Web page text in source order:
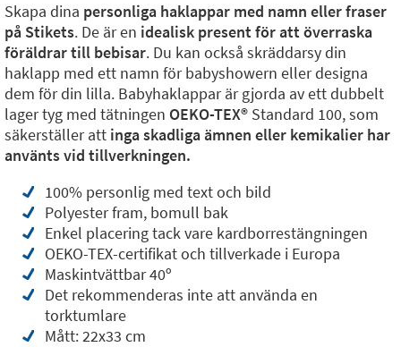
Skapa dina personliga haklappar med namn eller fraser
på Stikets. De är en idealisk present för att överraska
föräldrar till bebisar. Du kan också skräddarsy din
haklapp med ett namn för babyshowern eller designa
dem för din lilla. Babyhaklappar är gjorda av ett dubbelt
lager tyg med tätningen OEKO-TEX® Standard 100, som
säkerställer att inga skadliga ämnen eller kemikalier har
använts vid tillverkningen.
100% personlig med text och bild
Polyester fram, bomull bak
Enkel placering tack vare kardborrestängningen
OEKO-TEX-certifikat och tillverkade i Europa
Maskintvättbar 40º
Det rekommenderas inte att använda en
torktumlare
Mått: 22x33 cm